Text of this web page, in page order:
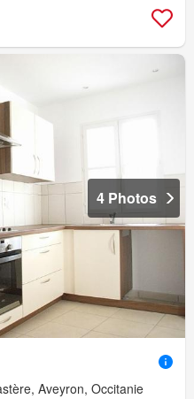
4 Photos
Aveyron, Occitanie